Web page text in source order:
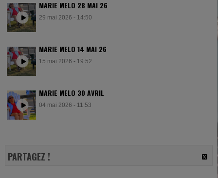
MARIE MELO 28 MAI 26
29 mai 2026 - 14:50
MARIE MELO 14 MAI 26
15 mai 2026 - 19:52
MARIE MELO 30 AVRIL
04 mai 2026 - 11:53
PARTAGEZ !